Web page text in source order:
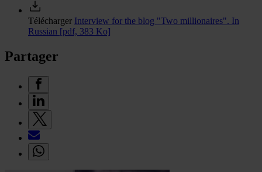
Télécharger Interview for the blog "Two millionaires". In
Russian [pdf, 383 Ko]
Partager